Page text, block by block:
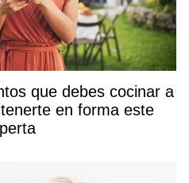
que debes cocinar a
en forma este